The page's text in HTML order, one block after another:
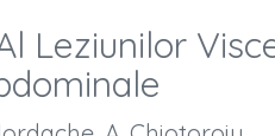
Leziunilor